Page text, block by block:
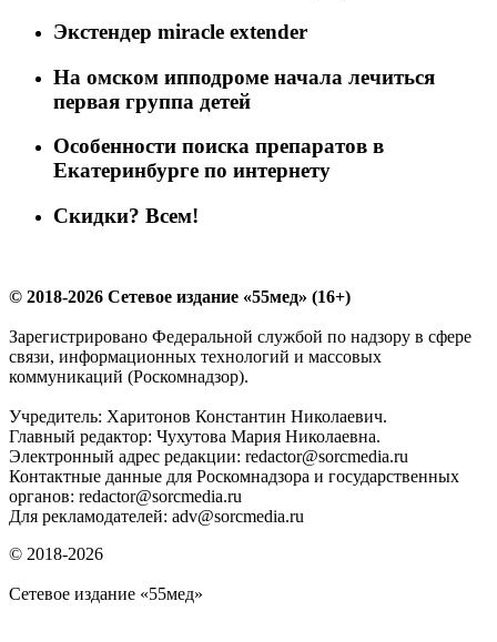
Экстендер miracle extender
На омском ипподроме начала лечиться
первая группа детей
Особенности поиска препаратов в
Екатеринбурге по интернету
Скидки? Всем!
© 2018-2026 Сетевое издание «55мед» (16+)
Зарегистрировано Федеральной службой по надзору в сфере
связи, информационных технологий и массовых
коммуникаций (Роскомнадзор).
Учредитель: Харитонов Константин Николаевич.
Главный редактор: Чухутова Мария Николаевна.
Электронный адрес редакции: redactor@sorcmedia.ru
Контактные данные для Роскомнадзора и государственных
органов: redactor@sorcmedia.ru
Для рекламодателей: adv@sorcmedia.ru
© 2018-2026
Сетевое издание «55мед»